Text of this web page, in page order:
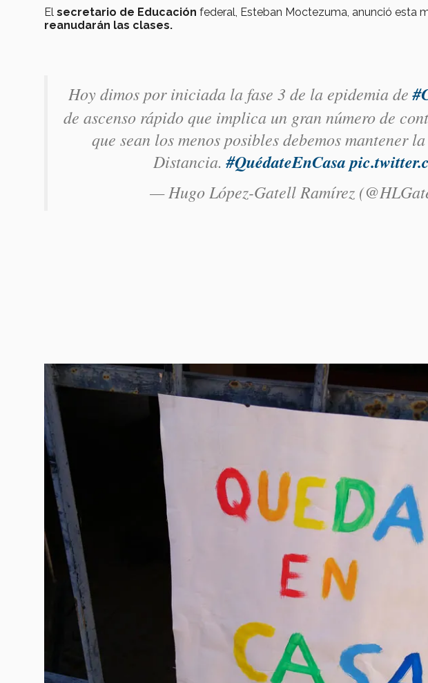
El secretario de Educación federal, Esteban Moctezuma, anunció esta
reanudarán las clases.
Hoy dimos por iniciada la fase 3 de la epidemia de
de ascenso rápido que implica un gran número de
que sean los menos posibles debemos mantener
Distancia.#QuédateEnCasa
— Hugo López-Gatell Ramírez